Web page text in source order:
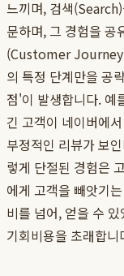
느끼며, 검색
문하며, 그 경험을 공
(Customer
의 특정 단계만을 공
점'이 발생합니다. 예
긴 고객이 네이버에
부정적인 리뷰가 보
렇게 단절된 경험은
에게 고객을 빼앗기
비를 넘어, 얻을 수
기회비용을 초래합니